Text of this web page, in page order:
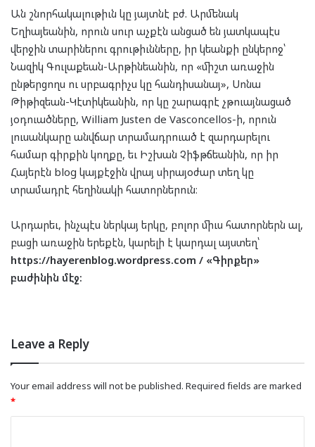
Ան շնորհակալութիւն կը յայտնէ բժ. Արմենակ
Եղիայեանին, որուն սուր աչքէն անցած են յատկապէս
վերջին տարիներու գրութիւնները, իր կեանքի ընկերոջ՝
Նազիկ Գուլաքեան-Արթինեանին, որ «միշտ առաջին
ընթերցողս ու սրբագրիչս կը հանդիսանայ», Սոնա
Թիթիզեան-Կէտիկեանին, որ կը շարագրէ չթուայնացած
յօդուածները, William Justen de Vasconcellos-ի, որուն
լուսանկարը անվճար տրամադրուած է զարդարելու
համար գիրքին կողքը, եւ Իշխան Չիֆթճեանին, որ իր
Հայերէն blog կայքէջին վրայ սիրայօժար տեղ կը
տրամադրէ հեղինակի հատորներուն։
Արդարեւ, ինչպէս ներկայ երկը, բոլոր միւս հատորներն ալ,
բացի առաջին երեքէն, կարելի է կարդալ այստեղ՝
https://hayerenblog.wordpress.com / «Գիրքեր»
բաժինին մէջ։
Leave a Reply
Your email address will not be published. Required fields are marked
*